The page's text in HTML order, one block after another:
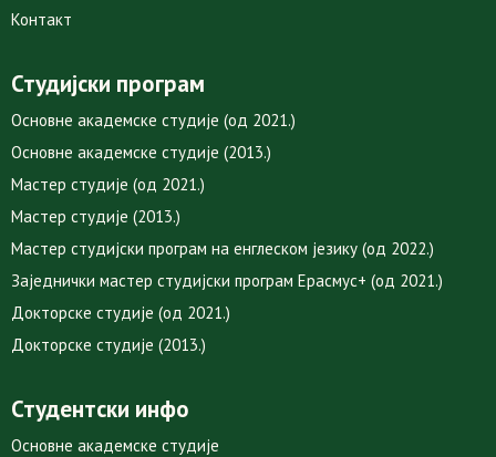
Контакт
Студијски програм
Основне академске студије (од 2021.)
Основне академске студије (2013.)
Мастер студије (од 2021.)
Мастер студије (2013.)
Мастер студијски програм на енглеском језику (од 2022.)
Заједнички мастер студијски програм Ерасмус+ (од 2021.)
Докторске студије (од 2021.)
Докторске студије (2013.)
Студентски инфо
Основне академске студије